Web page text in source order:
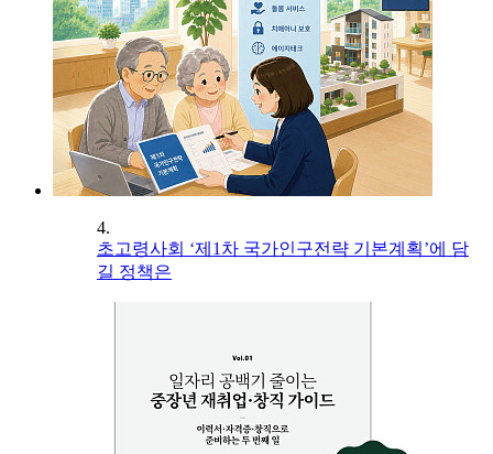
4.
초고령사회 ‘제1차 국가인구전략 기본계획’에 담
길 정책은